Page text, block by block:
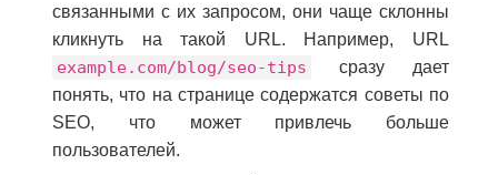
связанными с их запросом, они чаще склонны
кликнуть на такой URL. Например, URL
example.com/blog/seo-tips
сразу дает
понять, что на странице содержатся советы по
SEO, что может привлечь больше
пользователей.